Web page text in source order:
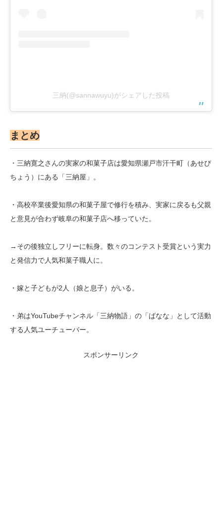
三納(@sannawuyu)がシェアした投稿
まとめ
・三納寛之さんの実家の和菓子店は愛知県瀬戸市汗干町（あせび
ちょう）にある「三納屋」。
・高校卒業後愛知県の和菓子屋で修行を積み、実家に戻るも父親
と意見が合わず岐阜の和菓子店へ移っていた。
→その後独立しフリーに転身。数々のコンテスト受賞という実力
と発信力で人気和菓子職人に。
・嫁と子どもが2人（娘と息子）がいる。
・弟はYouTubeチャンネル「三納物語」の「ばなな」として活動
する人気ユーチューバー。
スポンサーリンク